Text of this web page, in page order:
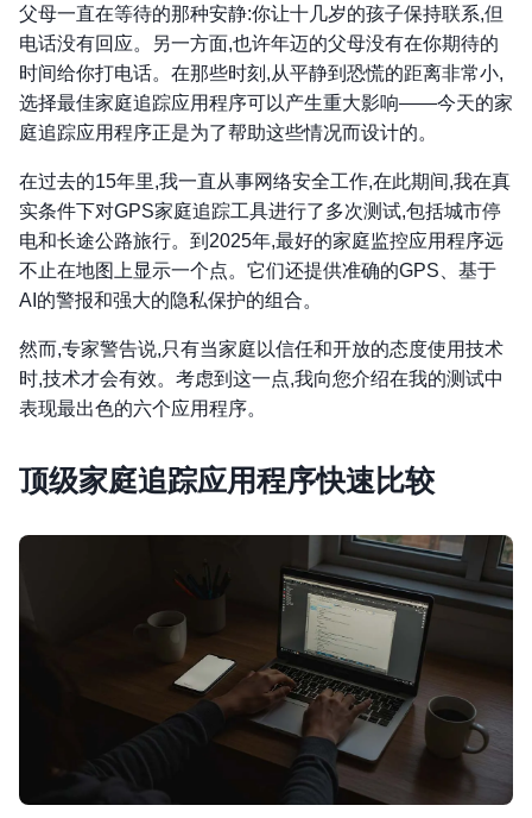
父母一直在等待的那种安静:你让十几岁的孩子保持联系,但
电话没有回应。另一方面,也许年迈的父母没有在你期待的
时间给你打电话。在那些时刻,从平静到恐慌的距离非常小,
选择最佳家庭追踪应用程序可以产生重大影响——今天的家
庭追踪应用程序正是为了帮助这些情况而设计的。
在过去的15年里,我一直从事网络安全工作,在此期间,我在真
实条件下对GPS家庭追踪工具进行了多次测试,包括城市停
电和长途公路旅行。到2025年,最好的家庭监控应用程序远
不止在地图上显示一个点。它们还提供准确的GPS、基于
AI的警报和强大的隐私保护的组合。
然而,专家警告说,只有当家庭以信任和开放的态度使用技术
时,技术才会有效。考虑到这一点,我向您介绍在我的测试中
表现最出色的六个应用程序。
顶级家庭追踪应用程序快速比较